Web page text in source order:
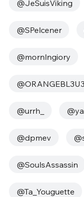
@JeSuisViking
@SPelcener
@mornlngiory
@ORANGEBL3U3
@urrh_
@dpmev
@SoulsAssassin
@Ta_Youguette